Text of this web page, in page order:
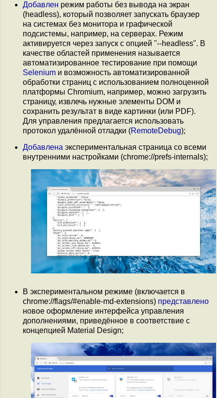
Добавлен режим работы без вывода на экран
(headless), который позволяет запускать браузер
на системах без монитора и графической
подсистемы, например, на серверах. Режим
активируется через запуск с опцией "--headless". В
качестве областей применения называется
автоматизированное тестирование при помощи
Selenium и возможность автоматизированной
обработки страниц с использованием полноценной
платформы Chromium, например, можно загрузить
страницу, извлечь нужные элементы DOM и
сохранить результат в виде картинки (или PDF).
Для управления предлагается использовать
протокол удалённой отладки (RemoteDebug);
Добавлена экспериментальная страница со всеми
внутренними настройками (chrome://prefs-internals);
В экспериментальном режиме (включается в
chrome://flags/#enable-md-extensions) представлено
новое оформление интерфейса управления
дополнениями, приведённое в соответствие с
концепцией Material Design;